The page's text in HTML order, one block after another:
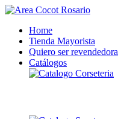
Home
Tienda Mayorista
Quiero ser revendedora
Catálogos